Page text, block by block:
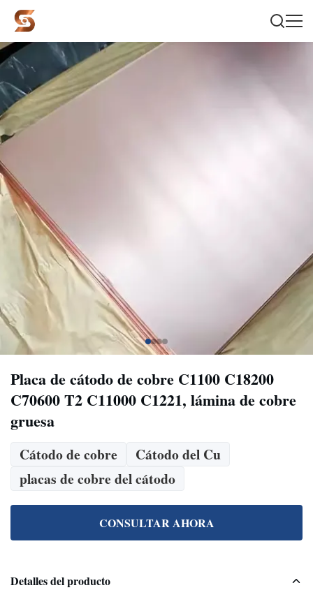
Placa de cátodo de cobre C1100 C18200
C70600 T2 C11000 C1221, lámina de cobre
gruesa
Cátodo de cobre
Cátodo del Cu
placas de cobre del cátodo
CONSULTAR AHORA
Detalles del producto